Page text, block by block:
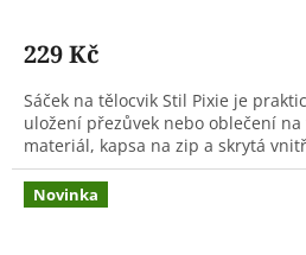
229 Kč
Sáček na tělocvik Stil Pixie je
uložení přezůvek nebo oblečení
materiál, kapsa na zip a skrytá
Novinka